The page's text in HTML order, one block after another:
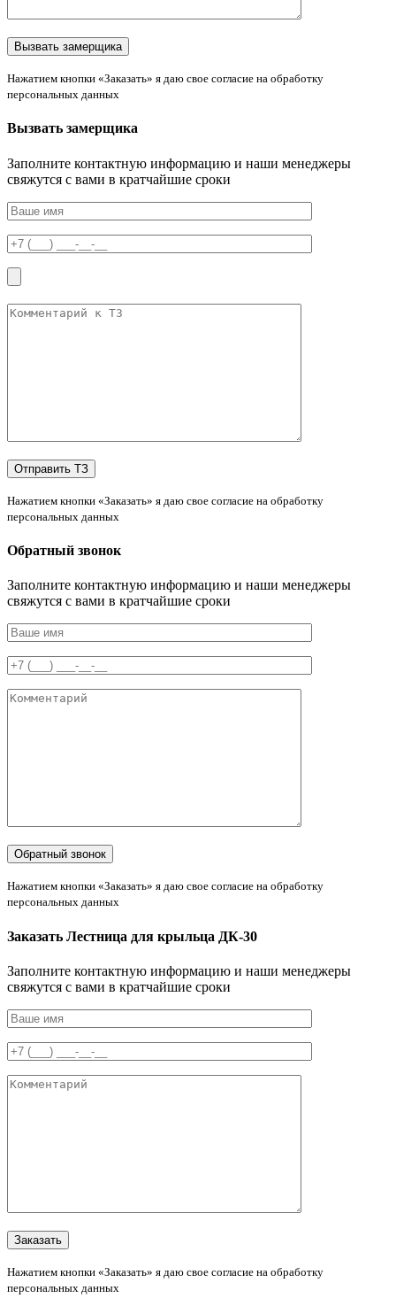
Нажатием кнопки «Заказать» я даю свое согласие на обработку
персональных данных
Вызвать замерщика
Заполните контактную информацию и наши менеджеры
свяжутся с вами в кратчайшие сроки
Нажатием кнопки «Заказать» я даю свое согласие на обработку
персональных данных
Обратный звонок
Заполните контактную информацию и наши менеджеры
свяжутся с вами в кратчайшие сроки
Нажатием кнопки «Заказать» я даю свое согласие на обработку
персональных данных
Заказать Лестница для крыльца ДК-30
Заполните контактную информацию и наши менеджеры
свяжутся с вами в кратчайшие сроки
Нажатием кнопки «Заказать» я даю свое согласие на обработку
персональных данных